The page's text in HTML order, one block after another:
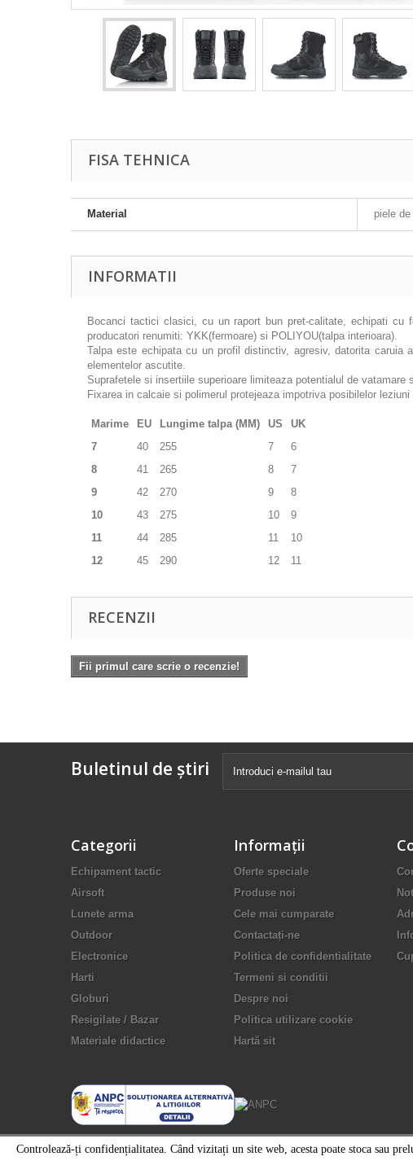
Controlează-ți confidențialitatea. Când vizitați un site web, acesta poate stoca sau
FISA TEHNICA
Material piele
INFORMATII
Bocanci tactici clasici, cu un raport bun pret-calitate, echipati
producatori renumiti: YKK(fermoare) si POLIYOU(talpa interioara).
Talpa este echipata cu un profil distinctiv, agresiv, datorita caruia
elementelor ascutite.
Suprafetele si insertiile superioare limiteaza potentialul de
Fixarea in calcaie si polimerul protejeaza impotriva posibilelor leziuni
Marime EU Lungime talpa (MM) US
UK
7
40 255 7
6
8
41 265 8
7
9
42 270 9
8
10
43 275 10
9
11
44 285 11
10
12
45 290 12 11
RECENZII
Fii primul care scrie o recenzie!
Buletinul de știri
Categorii
Echipament tactic
Airsoft
Lunete arma
Outdoor
Electronice
Harti
Globuri
Resigilate / Bazar
Materiale didactice
Informaţii
Oferte speciale
Produse noi
Cele mai cumparate
Contactați-ne
Politica de confidentialitate
Termeni si conditii
Despre noi
Politica utilizare cookie
Hartă sit